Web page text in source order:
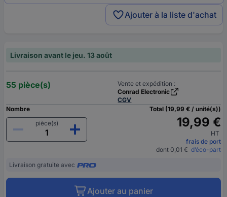
Ajouter à la liste d'achat
Livraison avant le jeu. 13 août
55 pièce(s)
Vente et expédition :
Conrad Electronic
CGV
Nombre
pièce(s)
Total (19,99 € / unité(s))
19,99 €
HT
frais de port
dont 0,01 € d’éco-part
Livraison gratuite avec
Ajouter au panier